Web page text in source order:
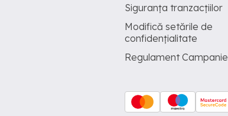
Siguranța tranzacțiilor
Modifică setările de
confidențialitate
Regulament Campanie